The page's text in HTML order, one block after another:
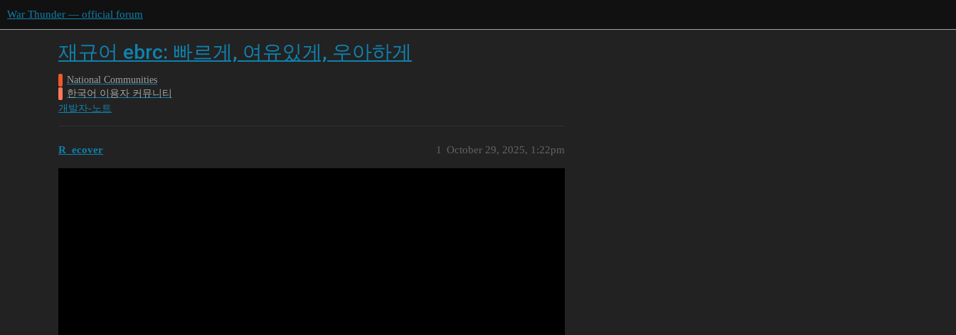
War Thunder — official forum
재규어 ebrc: 빠르게, 여유있게, 우아하게
National Communities
한국어 이용자 커뮤니티
개발자-노트
R_ecover October 29, 2025, 1:22pm
1